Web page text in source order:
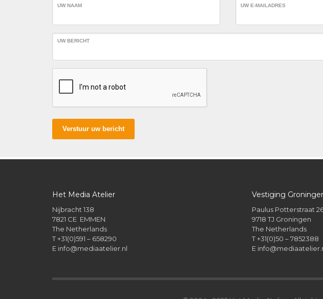
UW NAAM UW E-MAILADRES
UW BERICHT
Verstuur uw bericht
Het Media Atelier
Nijbracht 138
7821 CE EMMEN
The Netherlands
T +31(0)591 – 658290
E info@mediaatelier.nl
Vestiging
Paulus Potterstraat
9718 TJ Groningen
The Netherlands
T +31(0)50 – 7852388
E